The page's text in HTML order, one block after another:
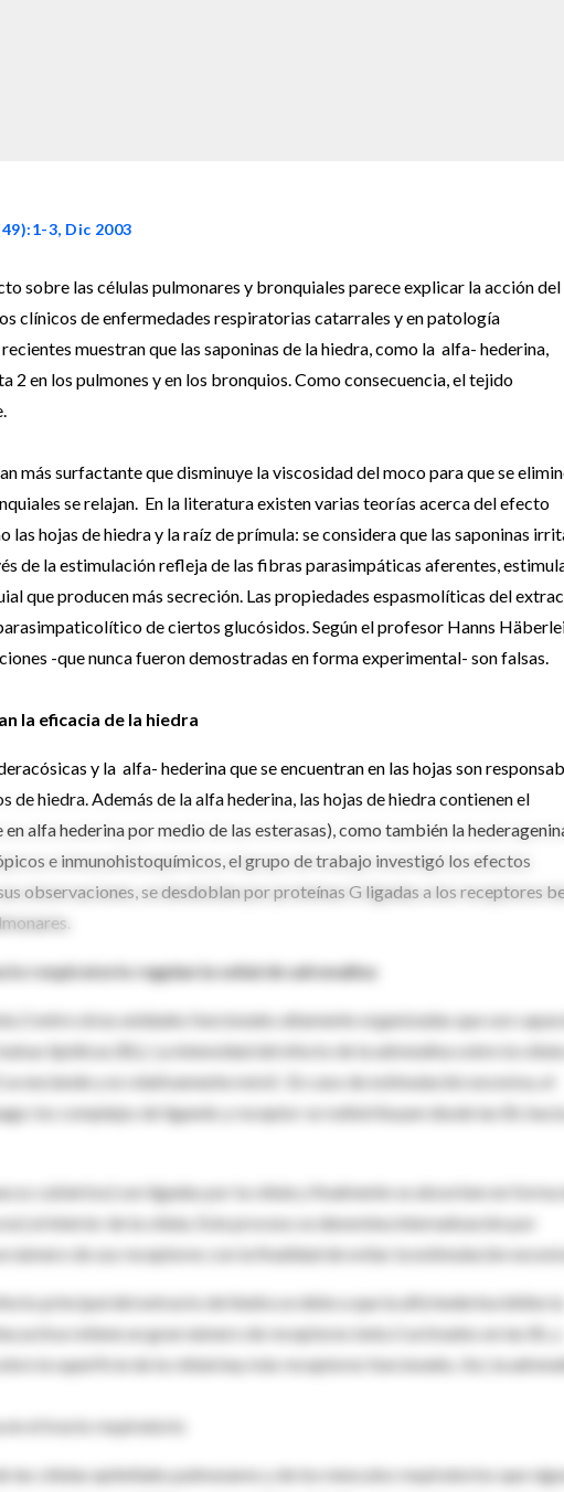
3, Dic 2003
sobre las células pulmonares y bronquiales parece explicar la acción del
clínicos de enfermedades respiratorias catarrales y en patología
muestran que las saponinas de la hiedra, como la alfa- hederina,
2 en los pulmones y en los bronquios. Como consecuencia, el tejido
más surfactante que disminuye la viscosidad del moco para que se
se relajan. En la literatura existen varias teorías acerca del efecto
hojas de hiedra y la raíz de prímula: se considera que las saponinas
de la estimulación refleja de las fibras parasimpáticas aferentes,
que producen más secreción. Las propiedades espasmolíticas del
de ciertos glucósidos. Según el profesor Hanns
-que nunca fueron demostradas en forma experimental- son falsas.
la eficacia de la hiedra
y la alfa- hederina que se encuentran en las hojas son
hiedra. Además de la alfa hederina, las hojas de hiedra contienen el
alfa hederina por medio de las esterasas), como también la
e inmunohistoquímicos, el grupo de trabajo investigó los efectos
observaciones, se desdoblan por proteínas G ligadas a los receptores
respiratorio regulan la señal de adrenalina
2 entre otras unidades funcionales altamente organizadas que son
lipídicas (BL). La intensidad del efecto de la adrenalina sobre la célula
enciende y es relativamente móvil. En caso de estimulación excesiva, el
los complejos de ligando y receptor se redistribuyen desde las BL hacia
cubiertos) son ligadas por la célula y finalmente se absorben en forma
al interior de la célula. Este proceso se denomina internalización por
de sus receptores con la finalidad de evitar la estimulación
principal del extracto de hiedra se debe a que la alfa hederina inhibe la
activa retiene un gran número de receptores beta 2 activados en las BL y
la superficie de la célula hay más receptores funcionales. Así, la
en el tracto respiratorio
las células epiteliales pulmonares y de los músculos respiratorios que sigue